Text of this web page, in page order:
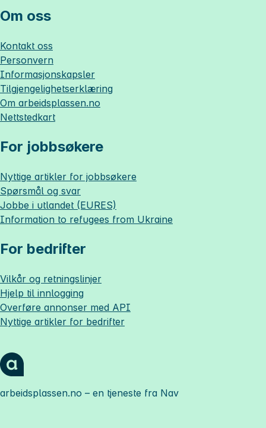
Om oss
Kontakt oss
Personvern
Informasjonskapsler
Tilgjengelighetserklæring
Om arbeidsplassen.no
Nettstedkart
For jobbsøkere
Nyttige artikler for jobbsøkere
Spørsmål og svar
Jobbe i utlandet (EURES)
Information to refugees from Ukraine
For bedrifter
Vilkår og retningslinjer
Hjelp til innlogging
Overføre annonser med API
Nyttige artikler for bedrifter
arbeidsplassen.no – en tjeneste fra Nav